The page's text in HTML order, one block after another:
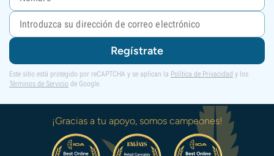
Regístrate
Este sitio está protegido por reCAPTCHA y se aplican la Política de Privacidad y los
Términos de Servicio de Google.
¡Gracias a tu apoyo, somos campeones!